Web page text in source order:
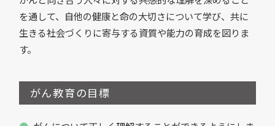
を通して、自他の健康と命の大切さについて学び、共に
生きる社会づくりに寄与する資質や能力の育成を図りま
す。
がん教育の目標